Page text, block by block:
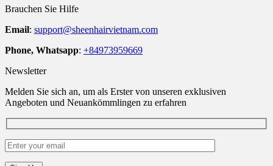
Brauchen Sie Hilfe
Email: support@sheenhairvietnam.com
Phone, Whatsapp: +84973959669
Newsletter
Melden Sie sich an, um als Erster von unseren exklusiven
Angeboten und Neuankömmlingen zu erfahren